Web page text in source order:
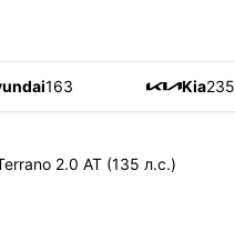
163 Kia235
2.0 AT (135 л.с.)